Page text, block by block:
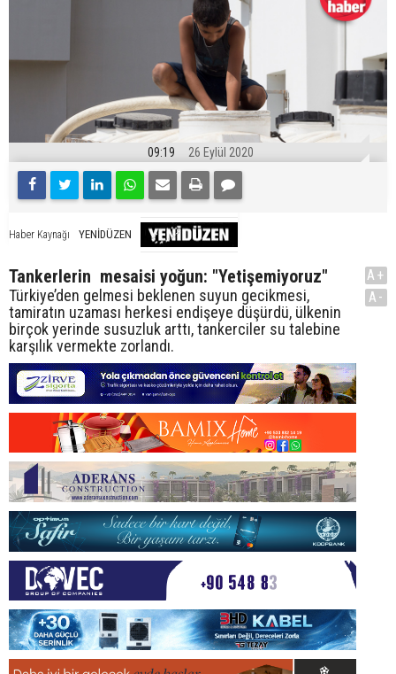
09:19 26 Eylül 2020
Haber Kaynağı YENİDÜZEN
Tankerlerin mesaisi yoğun: "Yetişemiyoruz"
Türkiye’den gelmesi beklenen suyun gecikmesi,
tamiratın uzaması herkesi endişeye düşürdü, ülkenin
birçok yerinde susuzluk arttı, tankerciler su talebine
karşılık vermekte zorlandı.
A+
A-